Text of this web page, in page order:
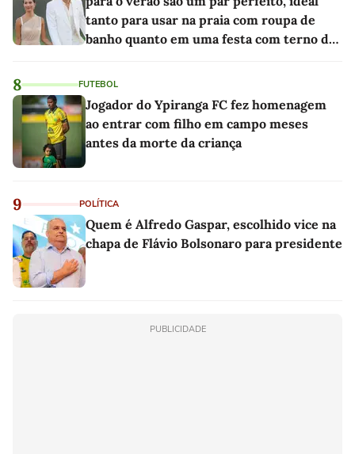
tanto para usar na praia com roupa de
banho quanto em uma festa com terno de
8 FUTEBOL
Jogador do Ypiranga FC fez homenagem
ao entrar com filho em campo meses
antes da morte da criança
9 POLÍTICA
Quem é Alfredo Gaspar, escolhido vice na
chapa de Flávio Bolsonaro para presidente
PUBLICIDADE